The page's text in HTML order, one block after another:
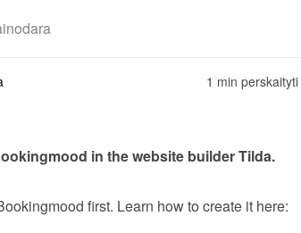
1 min perskaityti
in the website builder Tilda.